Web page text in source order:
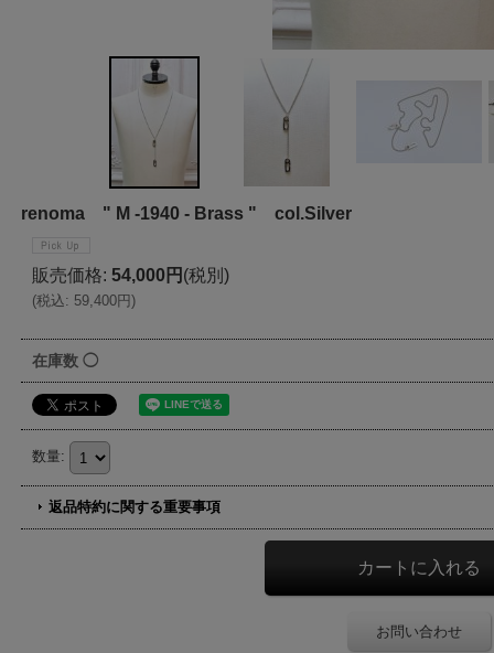
renoma " M -1940 - Brass " col.Silver
販売価格: 54,000円 (税別)
(税込: 59,400円)
在庫数 ◯
数量:
返品特約に関する重要事項
お問い合わせ